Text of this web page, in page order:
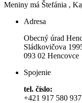
Meniny má Štefánia ,
Adresa
Obecný úrad
Sládkovičova
093 02 Hencovce
Spojenie
tel. číslo:
+421 917 580 937